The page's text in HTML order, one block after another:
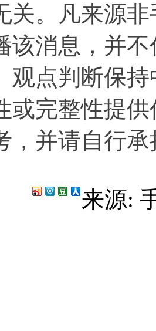
关。凡来源
该消息，并
观点判断保
或完整性提
，并请自行
来源: